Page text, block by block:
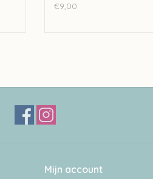
€9,00
Mijn account